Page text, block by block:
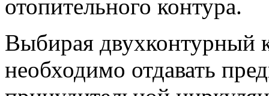
отопительного контура.
Выбирая двухконтурный
необходимо отдавать